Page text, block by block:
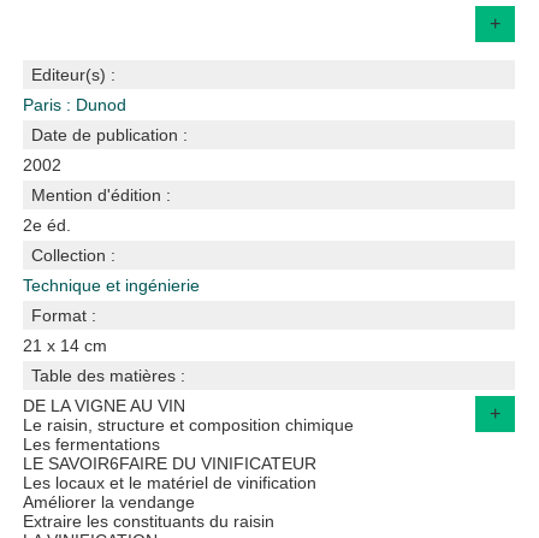
+
Editeur(s) :
Paris : Dunod
Date de publication :
2002
Mention d'édition :
2e éd.
Collection :
Technique et ingénierie
Format :
21 x 14 cm
Table des matières :
DE LA VIGNE AU VIN
Le raisin, structure et composition chimique
Les fermentations
LE SAVOIR6FAIRE DU VINIFICATEUR
Les locaux et le matériel de vinification
Améliorer la vendange
Extraire les constituants du raisin
+